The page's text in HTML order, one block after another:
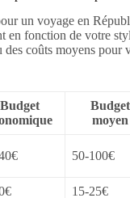
un voyage en
en fonction de votre
des coûts moyens pour
Budget
Budget
moyen
50-100€
15-25€